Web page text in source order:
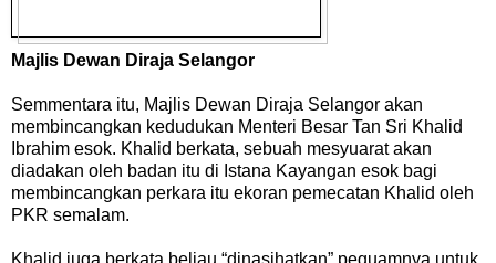
Majlis Dewan Diraja Selangor
Semmentara itu, Majlis Dewan Diraja Selangor akan
membincangkan kedudukan Menteri Besar Tan Sri Khalid
Ibrahim esok. Khalid berkata, sebuah mesyuarat akan
diadakan oleh badan itu di Istana Kayangan esok bagi
membincangkan perkara itu ekoran pemecatan Khalid oleh
PKR semalam.
Khalid juga berkata beliau “dinasihatkan” peguamnya untuk